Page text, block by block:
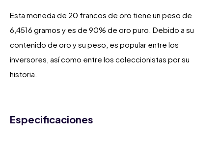
Esta moneda de 20 francos de oro tiene un peso de
6,4516 gramos y es de 90% de oro puro. Debido a su
contenido de oro y su peso, es popular entre los
inversores, así como entre los coleccionistas por su
historia.
Especificaciones